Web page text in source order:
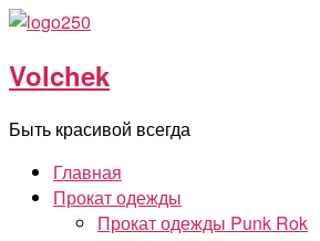
Перейти
содержимому
Volchek
Быть красивой всегда
Главная
Прокат одежды
Прокат одежды Punk Rok